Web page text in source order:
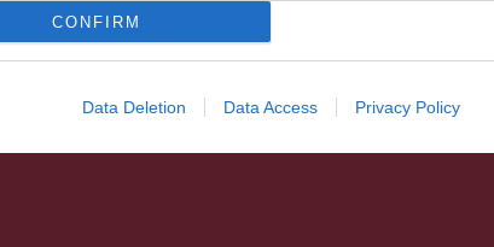
CONFIRM
Data Deletion Data Access Privacy Policy